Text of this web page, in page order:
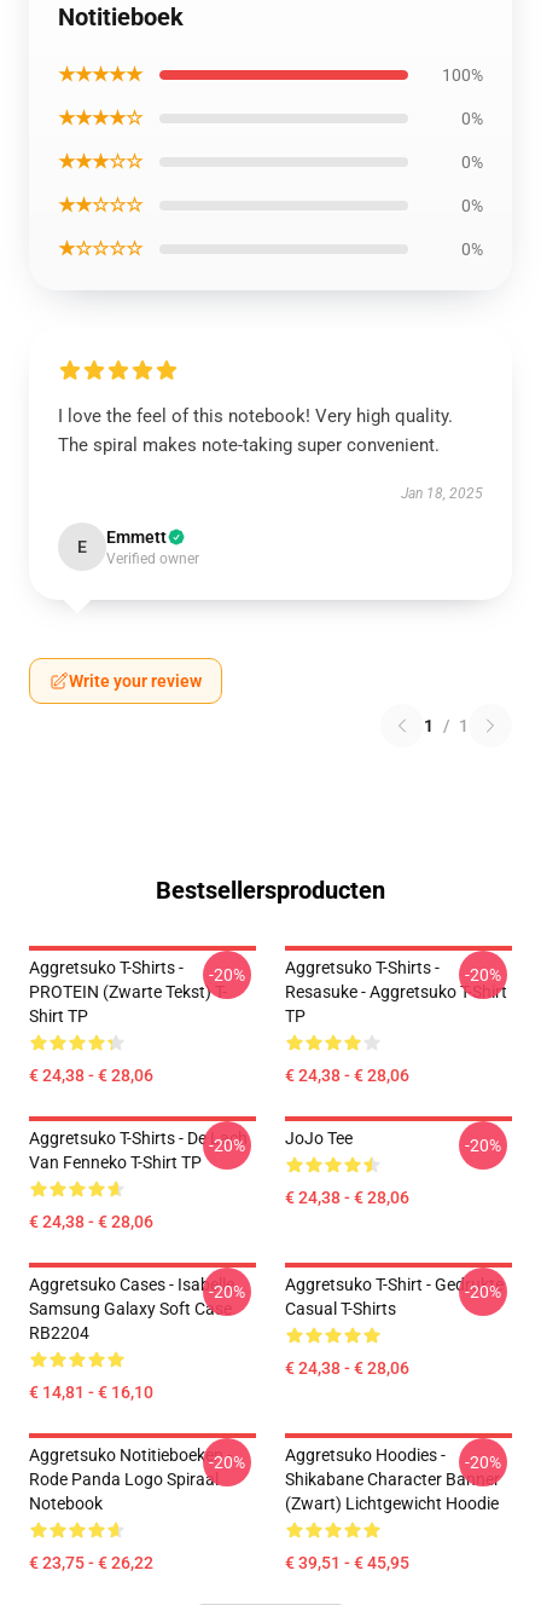
Notitieboek
★★★★★ 100%
★★★★☆ 0%
★★★☆☆ 0%
★★☆☆☆ 0%
★☆☆☆☆ 0%
I love the feel of this notebook! Very high quality.
The spiral makes note-taking super convenient.
Jan 18, 2025
E Emmett
Verified owner
Write your review
1 / 1
Bestsellersproducten
Aggretsuko T-Shirts -
PROTEIN (zwarte Tekst) T-
Shirt TP
€ 24,38 - € 28,06
-20%
Aggretsuko T-Shirts -
Resasuke - Aggretsuko T-Shirt
TP
€ 24,38 - € 28,06
-20%
Aggretsuko T-Shirts - De Lach
Van Fenneko T-Shirt TP
€ 24,38 - € 28,06
-20% JoJo Tee
€ 24,38 - € 28,06
-20%
Aggretsuko Cases - Isabelle
Samsung Galaxy Soft Case
RB2204
€ 14,81 - € 16,10
-20%
Aggretsuko T-Shirt - Gedrukte
Casual T-Shirts
€ 24,38 - € 28,06
-20%
Aggretsuko Notitieboeken -
Rode Panda Logo Spiraal
Notebook
€ 23,75 - € 26,22
-20%
Aggretsuko Hoodies -
Shikabane Character Banner
(Zwart) Lichtgewicht Hoodie
€ 39,51 - € 45,95
-20%